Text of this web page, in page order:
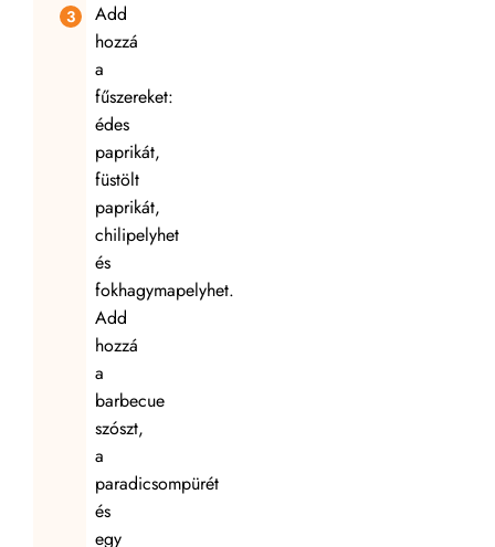
Add
hozzá
a
fűszereket:
édes
paprikát,
füstölt
paprikát,
chilipelyhet
és
fokhagymapelyhet.
Add
hozzá
a
barbecue
szószt,
a
paradicsompürét
és
egy